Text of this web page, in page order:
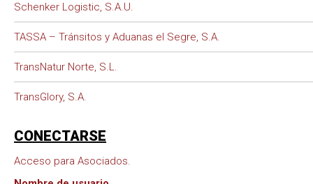
Schenker Logistic, S.A.U.
TASSA – Tránsitos y Aduanas el Segre, S.A.
TransNatur Norte, S.L.
TransGlory, S.A.
CONECTARSE
Acceso para Asociados.